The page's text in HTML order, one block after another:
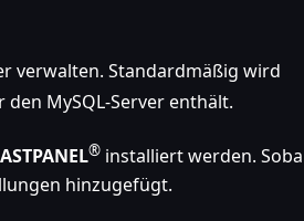
verwalten. Standardmäßig wird
MySQL-Server enthält.
® installiert werden.
hinzugefügt.